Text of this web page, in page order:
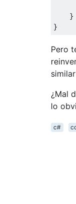
}
}
Pero
¿Mal
lo
c#